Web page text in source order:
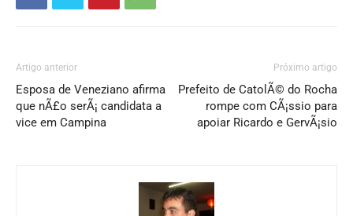
Artigo anterior
Esposa de Veneziano afirma
que nÃ£o serÃ¡ candidata a
vice em Campina
Próximo artigo
Prefeito de CatolÃ© do Rocha
rompe com CÃ¡ssio para
apoiar Ricardo e GervÃ¡sio